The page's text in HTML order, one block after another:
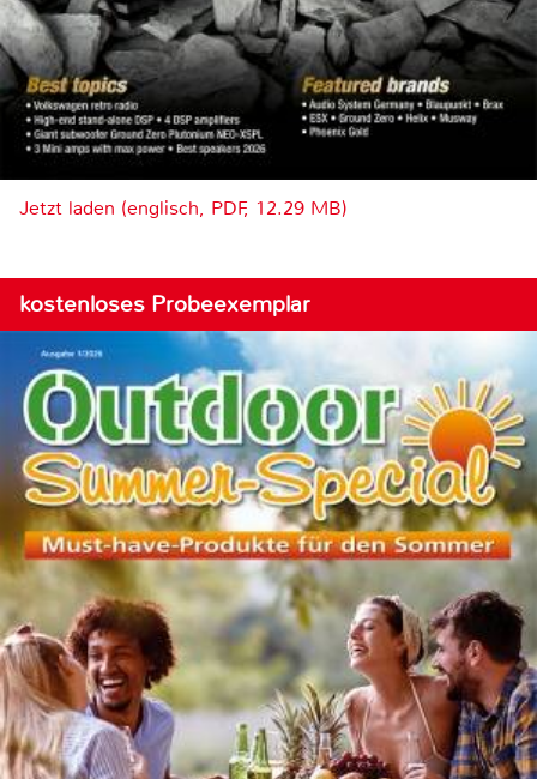
Jetzt laden (englisch, PDF, 12.29 MB)
kostenloses Probeexemplar